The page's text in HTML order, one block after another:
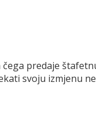
predaje
svoju izmjenu